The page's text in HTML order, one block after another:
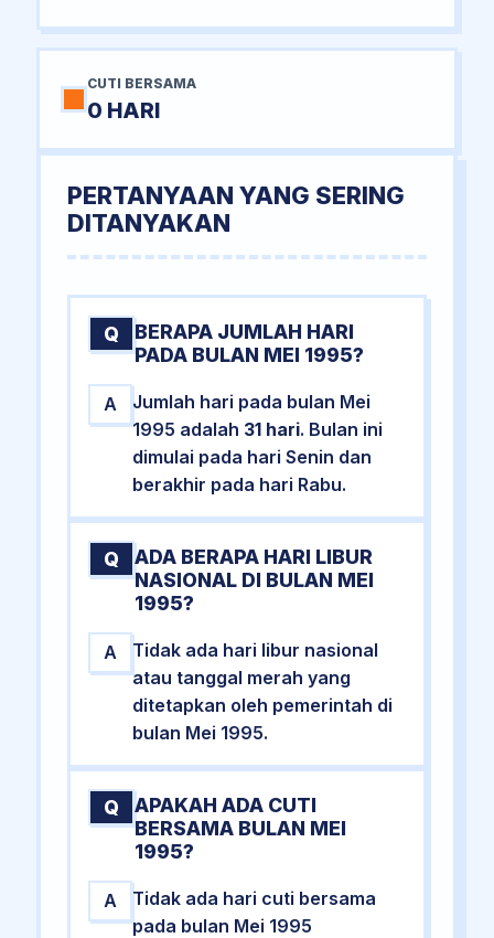
CUTI BERSAMA
0 HARI
PERTANYAAN YANG SERING
DITANYAKAN
Q
BERAPA JUMLAH HARI
PADA BULAN MEI 1995?
A
Jumlah hari pada bulan Mei
1995 adalah 31 hari. Bulan ini
dimulai pada hari Senin dan
berakhir pada hari Rabu.
Q
ADA BERAPA HARI LIBUR
NASIONAL DI BULAN MEI
1995?
A
Tidak ada hari libur nasional
atau tanggal merah yang
ditetapkan oleh pemerintah di
bulan Mei 1995.
Q
APAKAH ADA CUTI
BERSAMA BULAN MEI
1995?
A
Tidak ada hari cuti bersama
pada bulan Mei 1995